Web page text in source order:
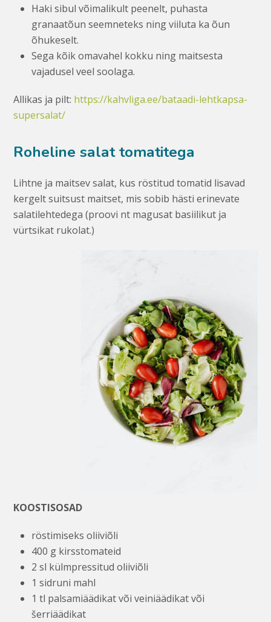
Haki sibul võimalikult peenelt, puhasta
granaatõun seemneteks ning viiluta ka õun
õhukeselt.
Sega kõik omavahel kokku ning maitsesta
vajadusel veel soolaga.
Allikas ja pilt: https://kahvliga.ee/bataadi-lehtkapsa-
supersalat/
Roheline salat tomatitega
Lihtne ja maitsev salat, kus röstitud tomatid lisavad
kergelt suitsust maitset, mis sobib hästi erinevate
salatilehtedega (proovi nt magusat basiilikut ja
vürtsikat rukolat.)
KOOSTISOSAD
röstimiseks oliiviõli
400 g kirsstomateid
2 sl külmpressitud oliiviõli
1 sidruni mahl
1 tl palsamiäädikat või veiniäädikat või
šerriäädikat